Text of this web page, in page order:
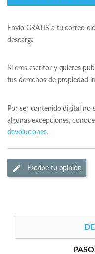
Envío GRATIS a tu correo
descarga
Si eres escritor y quieres
tus derechos de propiedad
Por ser contenido digital no
algunas excepciones,
devoluciones.
Escribe tu opinión